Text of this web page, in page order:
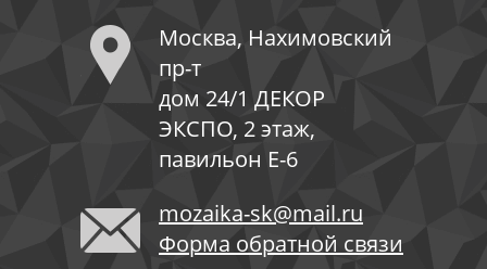
Москва, Нахимовский
пр-т
дом 24/1 ДЕКОР
ЭКСПО, 2 этаж,
павильон Е-6
mozaika-sk@mail.ru
Форма обратной связи